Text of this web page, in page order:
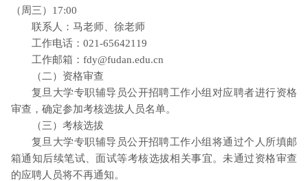
（周三）17:00
联系人：马老师、徐老师
工作电话：021-65642119
工作邮箱：fdy@fudan.edu.cn
（二）资格审查
复旦大学专职辅导员公开招聘工作小组对应聘者进行资格
审查，确定参加考核选拔人员名单。
（三）考核选拔
复旦大学专职辅导员公开招聘工作小组将通过个人所填邮
箱通知后续笔试、面试等考核选拔相关事宜。未通过资格审查
的应聘人员将不再通知。